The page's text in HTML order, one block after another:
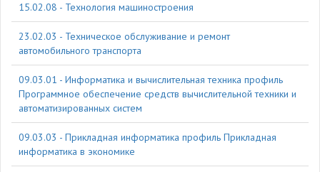
15.02.08 - Технология машиностроения
23.02.03 - Техническое обслуживание и ремонт
автомобильного транспорта
09.03.01 - Информатика и вычислительная техника профиль
Программное обеспечение средств вычислительной техники и
автоматизированных систем
09.03.03 - Прикладная информатика профиль Прикладная
информатика в экономике